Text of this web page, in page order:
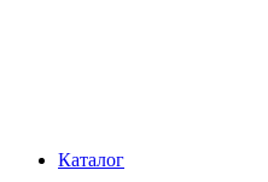
Каталог